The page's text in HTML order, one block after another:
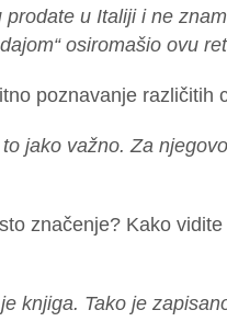
u Italiji i ne
osiromašio ovu
poznavanje različitih
jako važno. Za
značenje? Kako
knjiga. Tako je